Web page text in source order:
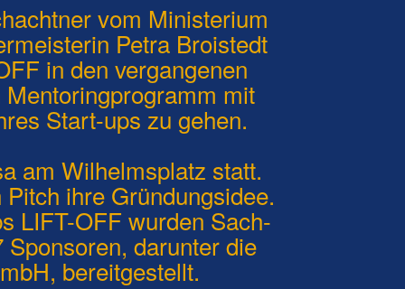
vom Ministerium
Petra Broistedt
in den vergangenen
mit
Start-ups zu gehen.
am Wilhelmsplatz statt.
ihre Gründungsidee.
LIFT-OFF wurden Sach-
darunter die
bereitgestellt.